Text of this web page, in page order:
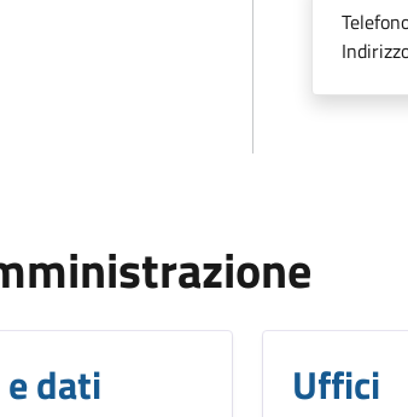
dati Uffici